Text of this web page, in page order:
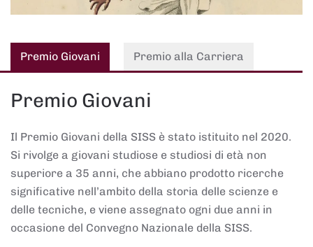
Premio Giovani Premio alla Carriera
Premio Giovani
Il Premio Giovani della SISS è stato istituito nel 2020.
Si rivolge a giovani studiose e studiosi di età non
superiore a 35 anni, che abbiano prodotto ricerche
significative nell’ambito della storia delle scienze e
delle tecniche, e viene assegnato ogni due anni in
occasione del Convegno Nazionale della SISS.